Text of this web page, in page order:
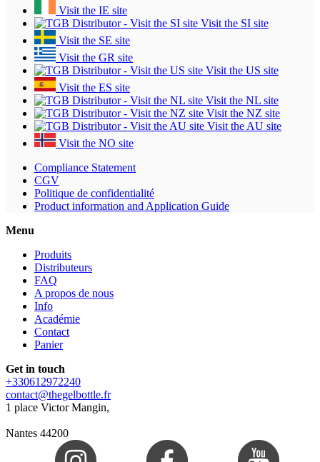
Visit the IE site
Visit the SI site
Visit the SE site
Visit the GR site
Visit the US site
Visit the ES site
Visit the NL site
Visit the NZ site
Visit the AU site
Visit the NO site
Compliance Statement
CGV
Politique de confidentialité
Product information and Application Guide
Menu
Produits
Distributeurs
FAQ
A propos de nous
Info
Académie
Contact
Panier
Get in touch
+330612972240
contact@thegelbottle.fr
1 place Victor Mangin,
Nantes 44200